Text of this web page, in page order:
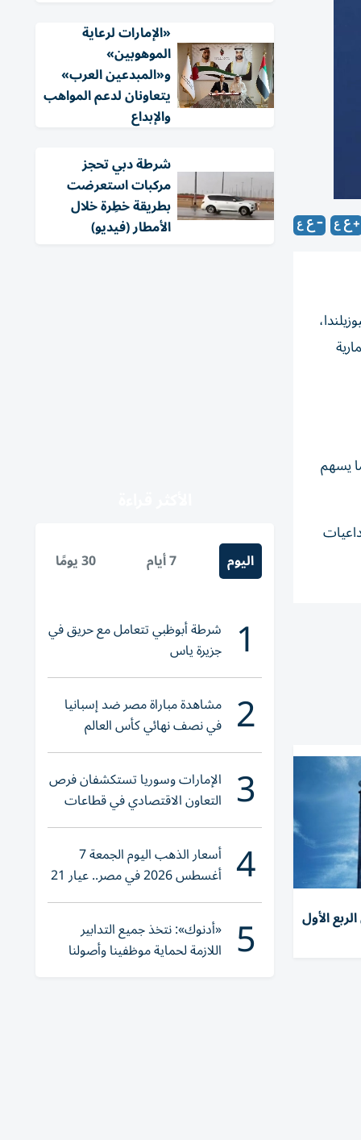
يسهم
الأول
«الإمارات لرعاية
الموهوبين»
و«المبدعين العرب»
يتعاونان لدعم المواهب
والإبداع
شرطة دبي تحجز
مركبات استعرضت
بطريقة خطِرة خلال
الأمطار (فيديو)
اليوم 7 أيام 30 يومًا
1 شرطة أبوظبي تتعامل مع حريق في
جزيرة ياس
2 مشاهدة مباراة مصر ضد إسبانيا
في نصف نهائي كأس العالم
لناشئات اليد 2026
3 الإمارات وسوريا تستكشفان فرص
التعاون الاقتصادي في قطاعات
حيوية
4 أسعار الذهب اليوم الجمعة 7
أغسطس 2026 في مصر.. عيار 21
يقترب من هذا الرقم
5 «أدنوك»: نتخذ جميع التدابير
اللازمة لحماية موظفينا وأصولنا